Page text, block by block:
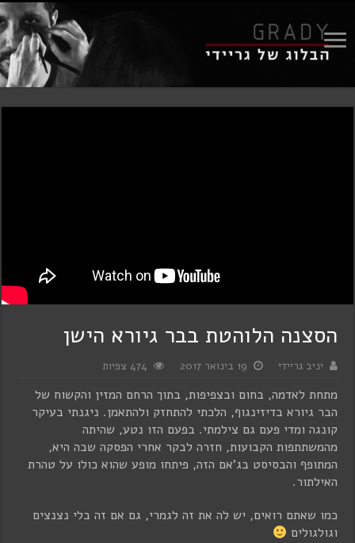
הסצנה הלוהטת בבר גיורא הישן
יניב גריידי 19 בינואר 2017 474 צפיות
מתחת לאדמה, בחום ובצפיפות, בתוך הרחם המזין והקשוח של
הבר גיורא בדיזינגוף, הלכתי להתחזק ולהתאמן. ניגנתי בעיקר
קונגה ומדי פעם גם צילמתי. בפעם הזו נטע, שהיתה
מהמשתתפות הקבועות, חזרה לבקר אחרי הפסקה שבה היא,
המתופף והבסיסט בג'אם הזה, פיתחו מופע שהוא כולו על טהרת
האילתור.
כמו שאתם רואים, יש לה את זה לגמרי, גם אם זה בלי נצנצים
וגולגולים